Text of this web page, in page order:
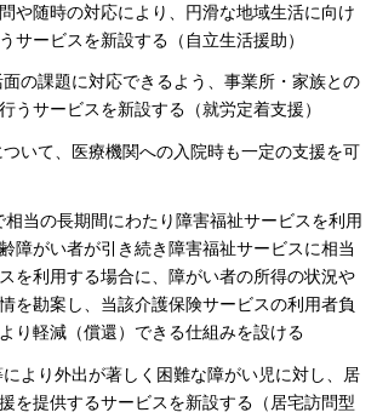
や随時の対応により、円滑な地域生活に向け
サービスを新設する（自立生活援助）
の課題に対応できるよう、事業所・家族との
うサービスを新設する（就労定着支援）
いて、医療機関への入院時も一定の支援を可
当の長期間にわたり障害福祉サービスを利用
障がい者が引き続き障害福祉サービスに相当
を利用する場合に、障がい者の所得の状況や
を勘案し、当該介護保険サービスの利用者負
り軽減（償還）できる仕組みを設ける
より外出が著しく困難な障がい児に対し、居
を提供するサービスを新設する（居宅訪問型